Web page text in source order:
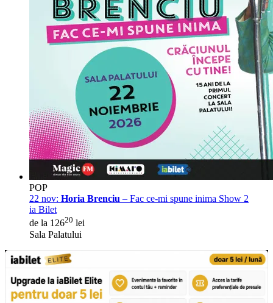
POP
22 nov: Horia Brenciu – Fac ce-mi spune inima Show 2
ia Bilet
de la 12620 lei
Sala Palatului